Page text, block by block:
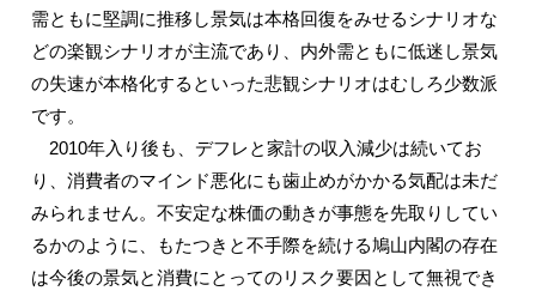
需ともに堅調に推移し景気は本格回復をみせるシナリオな
どの楽観シナリオが主流であり、内外需ともに低迷し景気
の失速が本格化するといった悲観シナリオはむしろ少数派
です。
2010年入り後も、デフレと家計の収入減少は続いてお
り、消費者のマインド悪化にも歯止めがかかる気配は未だ
みられません。不安定な株価の動きが事態を先取りしてい
るかのように、もたつきと不手際を続ける鳩山内閣の存在
は今後の景気と消費にとってのリスク要因として無視でき